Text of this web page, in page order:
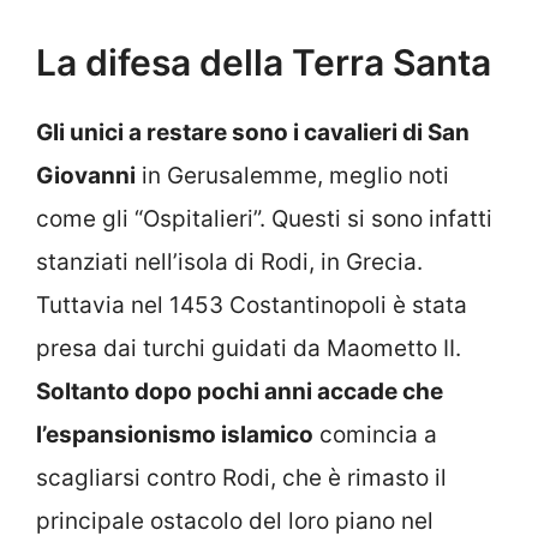
La difesa della Terra Santa
Gli unici a restare sono i cavalieri di San
Giovanni in Gerusalemme, meglio noti
come gli “Ospitalieri”. Questi si sono infatti
stanziati nell’isola di Rodi, in Grecia.
Tuttavia nel 1453 Costantinopoli è stata
presa dai turchi guidati da Maometto II.
Soltanto dopo pochi anni accade che
l’espansionismo islamico comincia a
scagliarsi contro Rodi, che è rimasto il
principale ostacolo del loro piano nel